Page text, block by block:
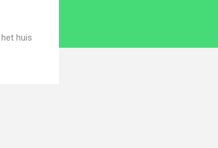
huis